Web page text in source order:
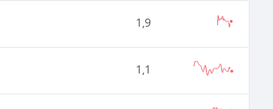
1,9
1,1